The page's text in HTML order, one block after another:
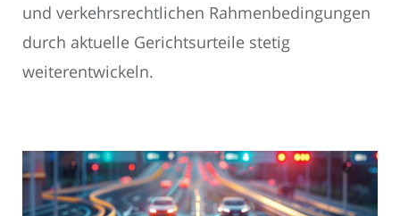
und verkehrsrechtlichen Rahmenbedingungen
durch aktuelle Gerichtsurteile stetig
weiterentwickeln.